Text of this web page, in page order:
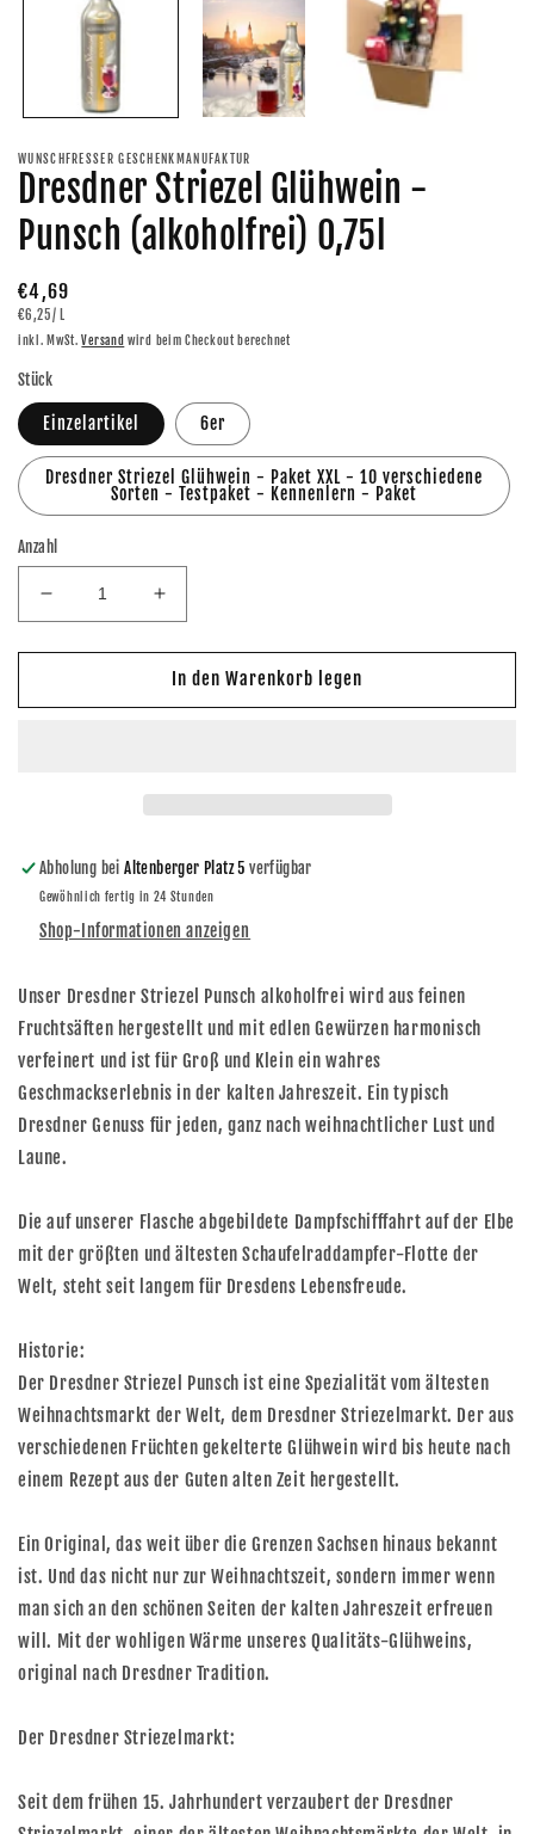
WUNSCHFRESSER GESCHENKMANUFAKTUR
Dresdner Striezel Glühwein -
Punsch (alkoholfrei) 0,75l
Normaler
Preis
€4,69
GRUNDPREIS
€6,25/ PRO
L
inkl. MwSt.Versand wird beim Checkout berechnet
Stück
Einzelartikel 6er
Dresdner Striezel Glühwein - Paket XXL - 10 verschiedene
Sorten - Testpaket - Kennenlern - Paket
Anzahl
Verringere
die
Menge
Dresdner
0,75l
Erhöhe
die
Menge
für
Dresdner
0,75l
In den Warenkorb legen
Abholung beiAltenberger Platz 5 verfügbar
Gewöhnlich fertig in 24 Stunden
Shop-Informationen anzeigen
Unser Dresdner Striezel Punsch alkoholfrei wird aus feinen
Fruchtsäften hergestellt und mit edlen Gewürzen harmonisch
verfeinert und ist für Groß und Klein ein wahres
Geschmackserlebnis in der kalten Jahreszeit. Ein typisch
Dresdner Genuss für jeden, ganz nach weihnachtlicher Lust und
Laune.
Die auf unserer Flasche abgebildete Dampfschifffahrt auf der Elbe
mit der größten und ältesten Schaufelraddampfer-Flotte der
Welt, steht seit langem für Dresdens Lebensfreude.
Historie:
Der Dresdner Striezel Punsch ist eine Spezialität vom ältesten
Weihnachtsmarkt der Welt, dem Dresdner Striezelmarkt. Der aus
verschiedenen Früchten gekelterte Glühwein wird bis heute nach
einem Rezept aus der Guten alten Zeit hergestellt.
Ein Original, das weit über die Grenzen Sachsen hinaus bekannt
ist. Und das nicht nur zur Weihnachtszeit, sondern immer wenn
man sich an den schönen Seiten der kalten Jahreszeit erfreuen
will. Mit der wohligen Wärme unseres Qualitäts-Glühweins,
original nach Dresdner Tradition.
Der Dresdner Striezelmarkt:
Seit dem frühen 15. Jahrhundert verzaubert der Dresdner